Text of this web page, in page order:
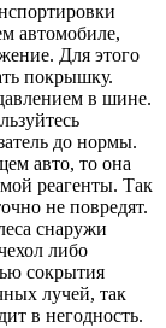
автомобиле,
Для этого
покрышку.
в шине.
до нормы.
авто, то она
реагенты. Так
не повредят.
снаружи
либо
сокрытия
лучей, так
в негодность.